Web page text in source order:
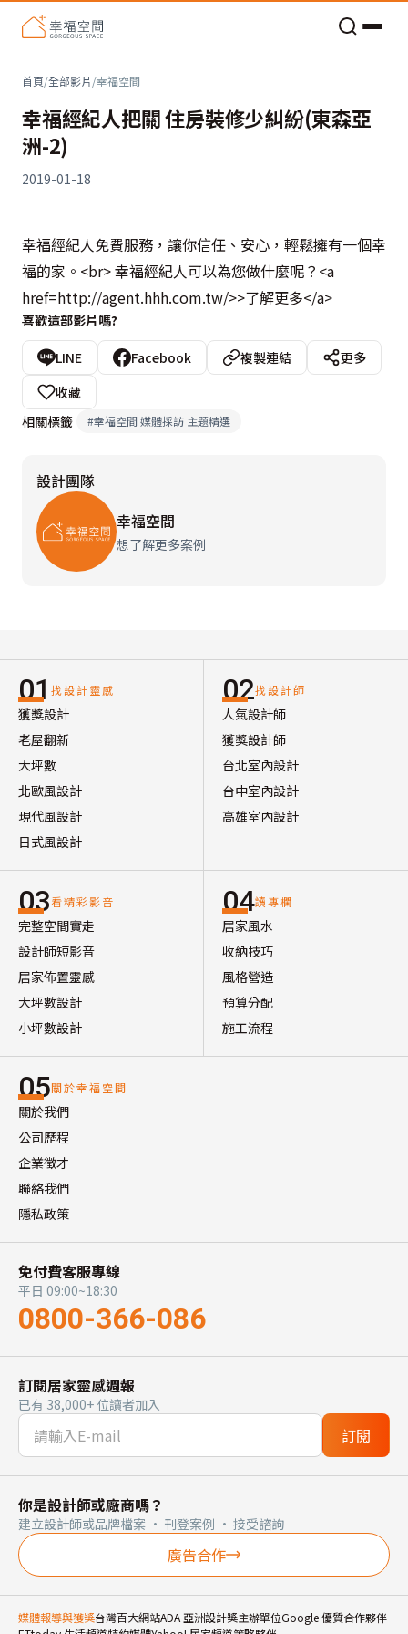
首頁/全部影片/幸福空間
幸福經紀人把關 住房裝修少糾紛(東森亞
洲-2)
2019-01-18
幸福經紀人免費服務，讓你信任、安心，輕鬆擁有一個幸
福的家。<br> 幸福經紀人可以為您做什麼呢？<a
href=http://agent.hhh.com.tw/>>了解更多</a>
喜歡這部影片嗎?
LINE Facebook 複製連結
更多
收藏
相關標籤
#幸福空間 媒體採訪 主題精選
設計團隊
幸福空間
想了解更多案例
01 找設計靈感
獲獎設計
老屋翻新
大坪數
北歐風設計
現代風設計
日式風設計
02找設計師
人氣設計師
獲獎設計師
台北室內設計
台中室內設計
高雄室內設計
03看精彩影音
完整空間實走
設計師短影音
居家佈置靈感
大坪數設計
小坪數設計
04讀專欄
居家風水
收納技巧
風格營造
預算分配
施工流程
05關於幸福空間
關於我們
公司歷程
企業徵才
聯絡我們
隱私政策
免付費客服專線
平日 09:00~18:30
0800-366-086
訂閱居家靈感週報
已有 38,000+ 位讀者加入
訂閱
你是設計師或廠商嗎？
建立設計師或品牌檔案 · 刊登案例 · 接受諮詢
廣告合作
媒體報導與獲獎台灣百大網站ADA 亞洲設計獎主辦單位Google 優質合作夥伴